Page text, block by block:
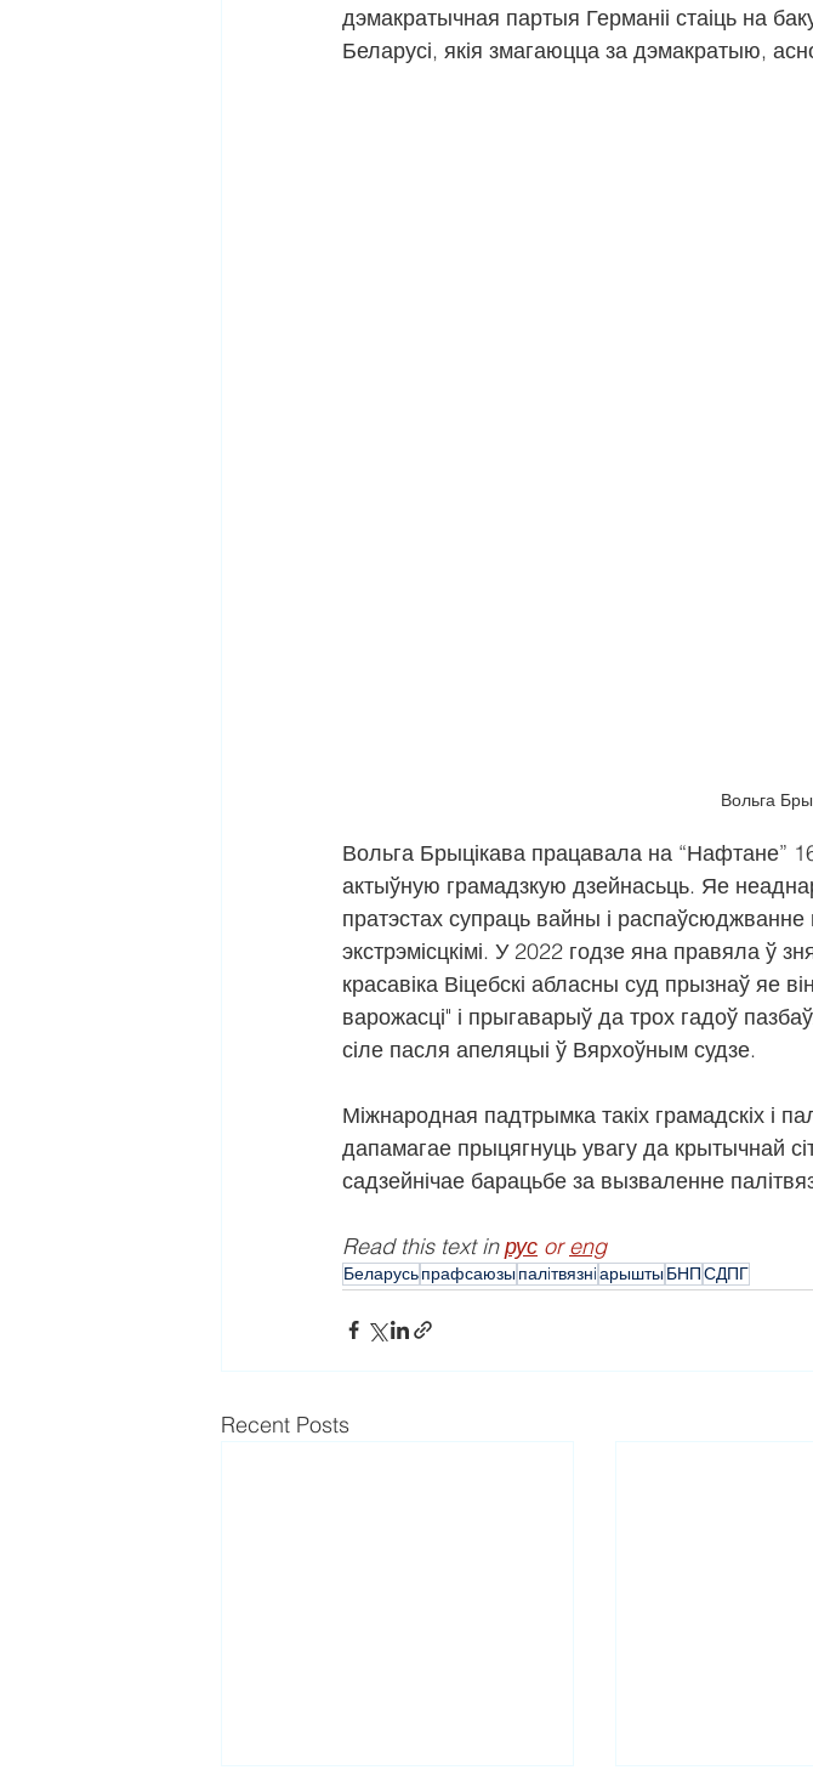
дэмакратычная партыя Германіі стаіць на
Беларусі, якія змагаюцца за дэмакратыю,
Вольга
Вольга Брыцікава працавала на “Нафтане”
актыўную грамадзкую дзейнасьць. Яе
пратэстах супраць вайны і
экстрэмісцкімі. У 2022 годзе яна правяла ў
красавіка Віцебскі абласны суд прызнаў яе
варожасці" і прыгаварыў да трох гадоў
сіле пасля апеляцыі ў Вярхоўным судзе.
Міжнародная падтрымка такіх грамадскіх і
дапамагае прыцягнуць увагу да крытычнай
садзейнічае барацьбе за вызваленне
Read this text in рус or eng
БеларусьпрафсаюзыпалiтвязнiарыштыБНПСДПГ
Recent Posts